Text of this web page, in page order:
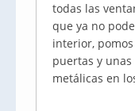
todas las
que ya no
interior,
puertas y
metálicas en